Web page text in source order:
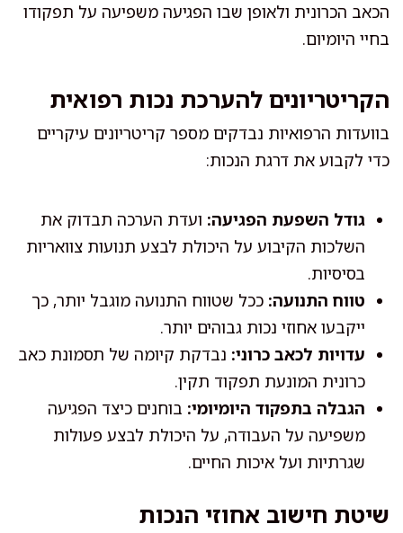
הכאב הכרונית ולאופן שבו הפגיעה משפיעה על תפקודו
בחיי היומיום.
הקריטריונים להערכת נכות רפואית
בוועדות הרפואיות נבדקים מספר קריטריונים עיקריים
כדי לקבוע את דרגת הנכות:
גודל השפעת הפגיעה: ועדת הערכה תבדוק את
השלכות הקיבוע על היכולת לבצע תנועות צוואריות
בסיסיות.
טווח התנועה: ככל שטווח התנועה מוגבל יותר, כך
ייקבעו אחוזי נכות גבוהים יותר.
עדויות לכאב כרוני: נבדקת קיומה של תסמונת כאב
כרונית המונעת תפקוד תקין.
הגבלה בתפקוד היומיומי: בוחנים כיצד הפגיעה
משפיעה על העבודה, על היכולת לבצע פעולות
שגרתיות ועל איכות החיים.
שיטת חישוב אחוזי הנכות